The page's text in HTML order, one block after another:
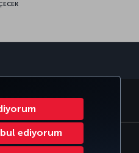
ediyorum
YOLLARI